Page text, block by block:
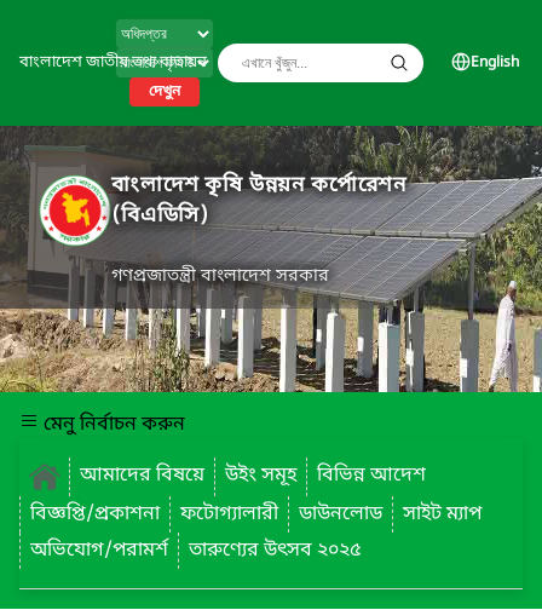
বাংলাদেশ জাতীয় তথ্য বাতায়ন
দেখুন
English
বাংলাদেশ কৃষি উন্নয়ন কর্পোরেশন
(বিএডিসি)
গণপ্রজাতন্ত্রী বাংলাদেশ সরকার
মেনু নির্বাচন করুন
আমাদের বিষয়ে
উইং সমূহ
বিভিন্ন আদেশ
বিজ্ঞপ্তি/প্রকাশনা
ফটোগ্যালারী ডাউনলোড
সাইট ম্যাপ
অভিযোগ/পরামর্শ
তারুণ্যের উৎসব ২০২৫